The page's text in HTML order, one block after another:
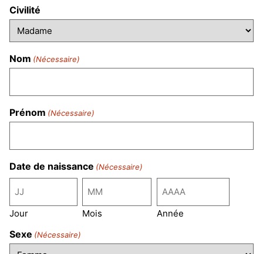
Civilité
Nom (Nécessaire)
Prénom (Nécessaire)
Date de naissance (Nécessaire)
Jour Mois Année
Sexe (Nécessaire)